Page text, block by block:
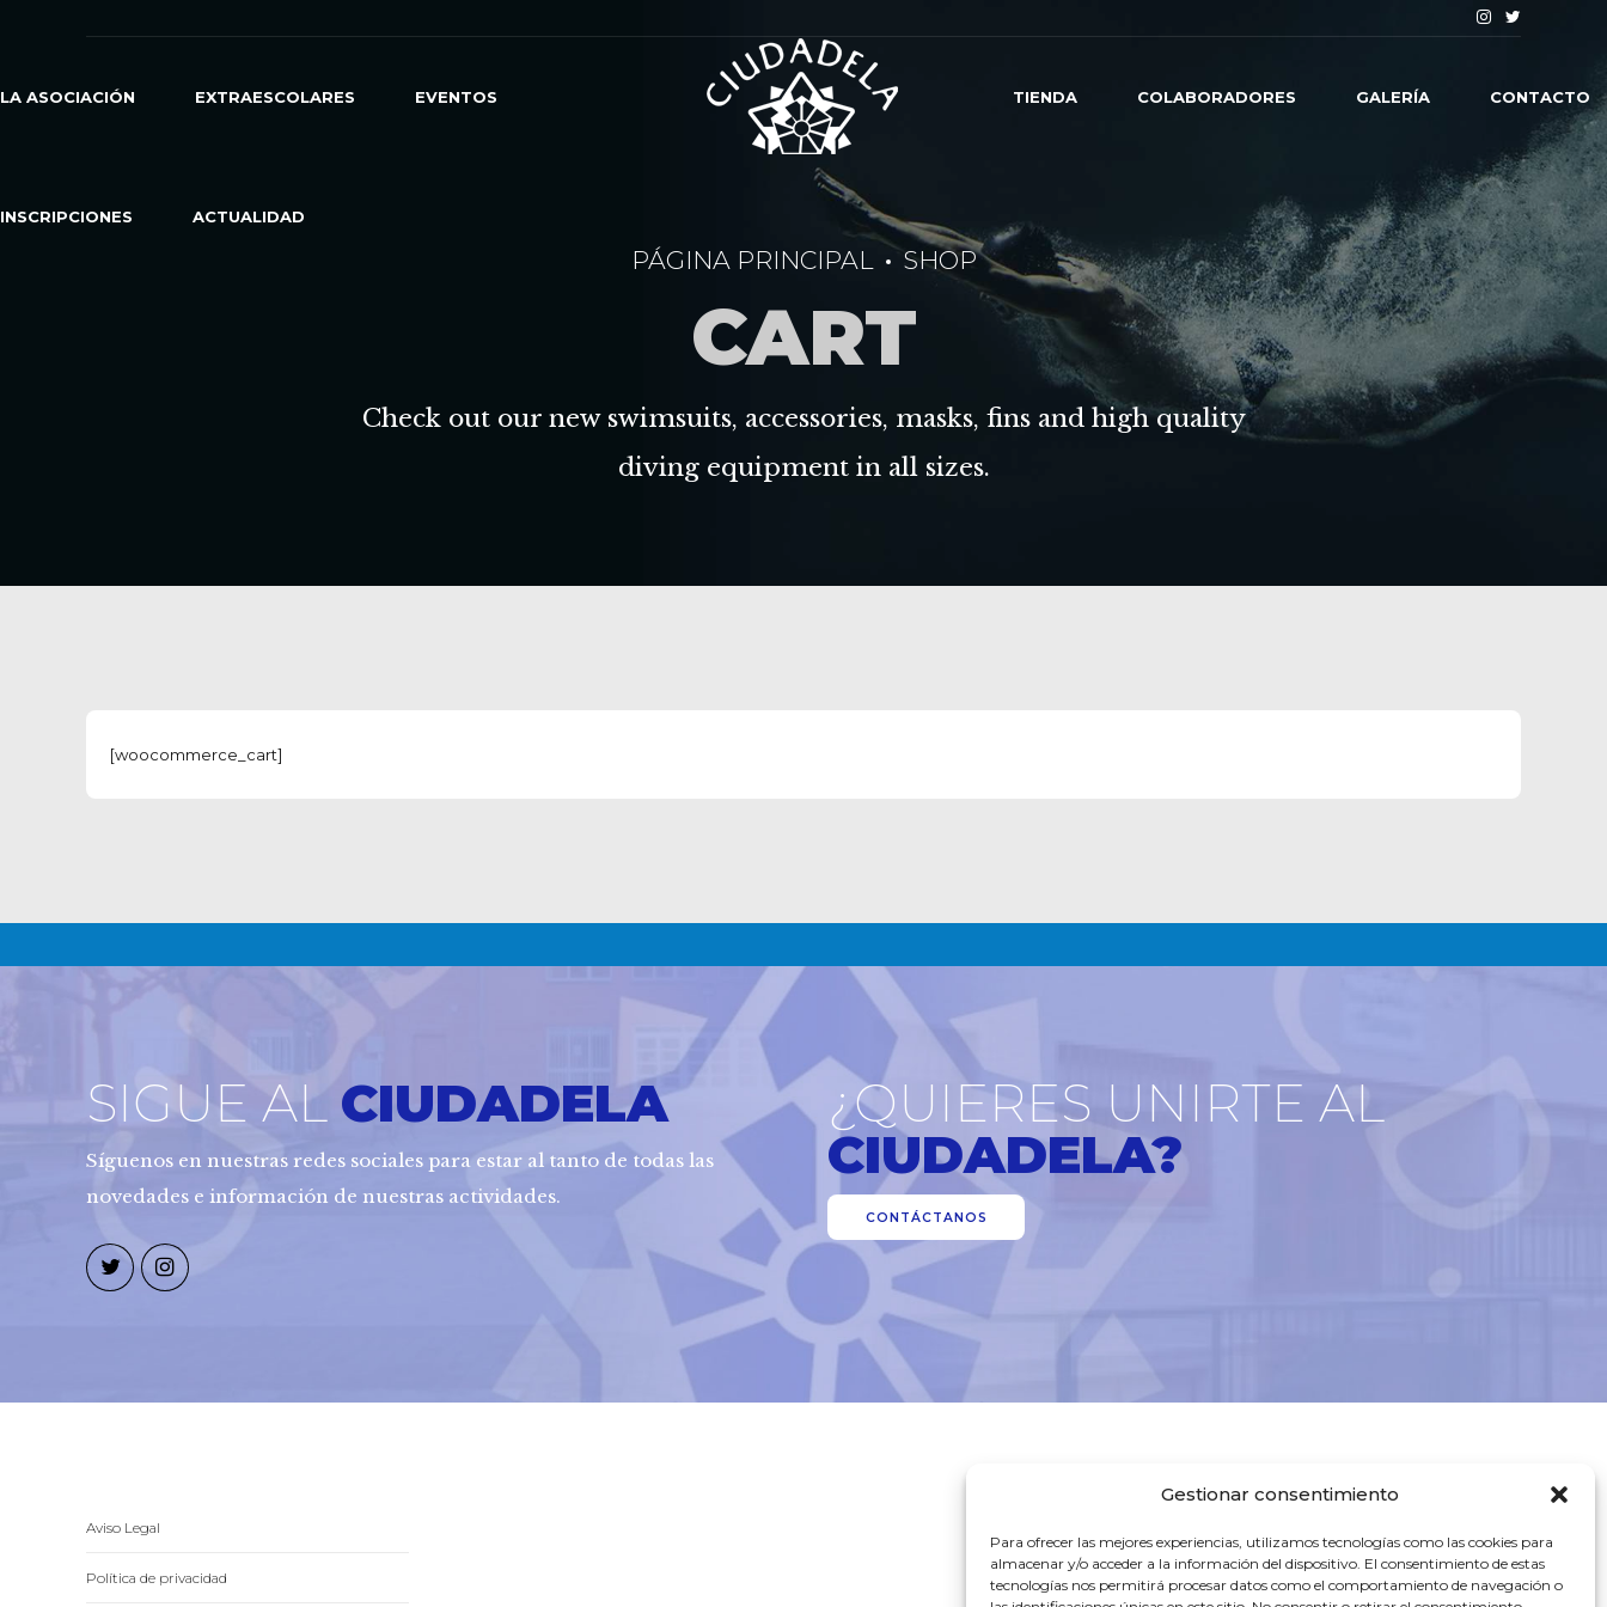
Gestionar consentimiento
Para ofrecer las mejores experiencias, utilizamos tecnologías como las cookies para
almacenar y/o acceder a la información del dispositivo. El consentimiento de estas
tecnologías nos permitirá procesar datos como el comportamiento de navegación o
LA ASOCIACIÓN EXTRAESCOLARES EVENTOS
INSCRIPCIONES ACTUALIDAD
TIENDA COLABORADORES GALERÍA CONTACTO
PÁGINA PRINCIPAL SHOP
CART
Check out our new swimsuits, accessories, masks, fins and high quality
diving equipment in all sizes.
[woocommerce_cart]
SIGUE AL CIUDADELA
Síguenos en nuestras redes sociales para estar al tanto de todas las
novedades e información de nuestras actividades.
¿QUIERES UNIRTE AL
CIUDADELA?
CONTÁCTANOS
Aviso Legal
Política de privacidad